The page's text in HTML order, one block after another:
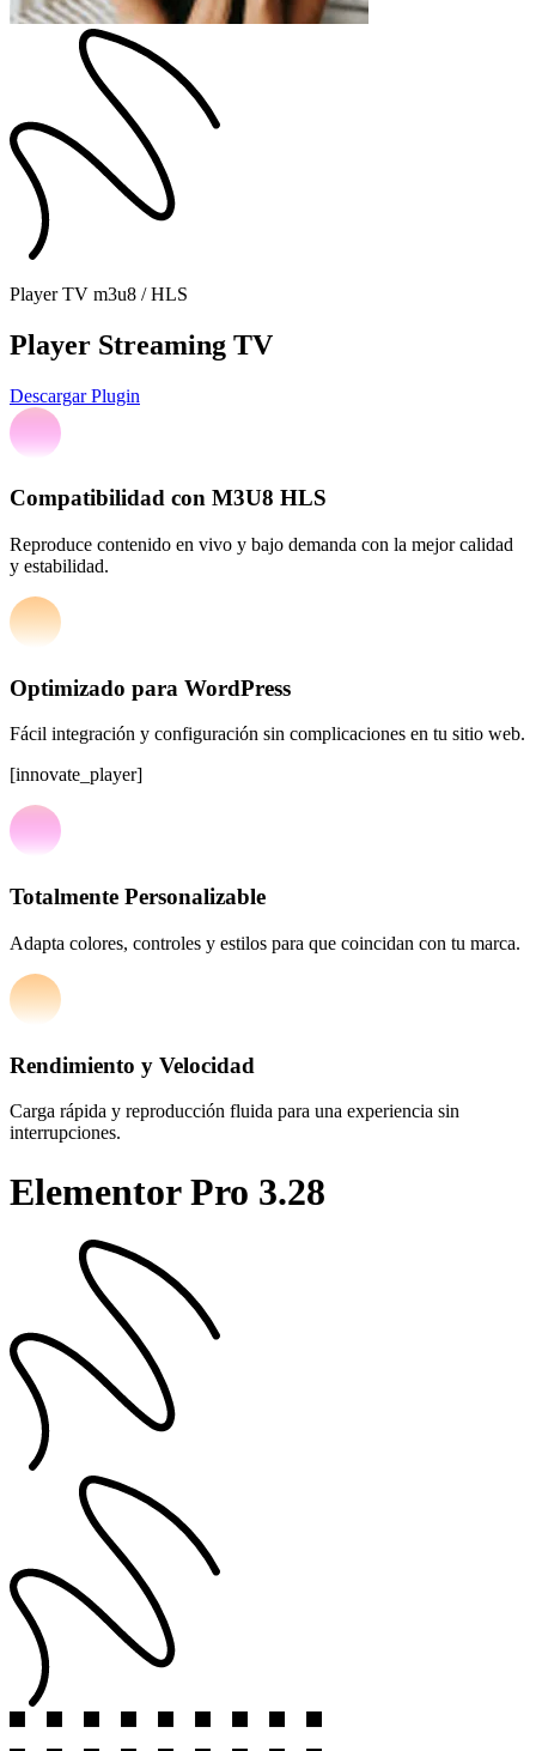
Player TV m3u8 / HLS
Player Streaming TV
Descargar Plugin
Compatibilidad con M3U8 HLS
Reproduce contenido en vivo y bajo demanda con la mejor calidad
y estabilidad.
Optimizado para WordPress
Fácil integración y configuración sin complicaciones en tu sitio web.
[innovate_player]
Totalmente Personalizable
Adapta colores, controles y estilos para que coincidan con tu marca.
Rendimiento y Velocidad
Carga rápida y reproducción fluida para una experiencia sin
interrupciones.
Elementor Pro 3.28